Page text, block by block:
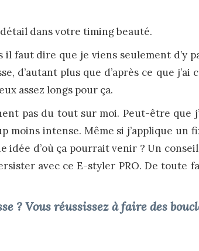
dans votre timing beauté.
faut dire que je viens seulement d’y
d’autant plus que d’après ce que j’ai
assez longs pour ça.
pas du tout sur moi. Peut-être que
moins intense. Même si j’applique un
idée d’où ça pourrait venir ? Un
avec ce E-styler PRO. De toute
? Vous réussissez à faire des